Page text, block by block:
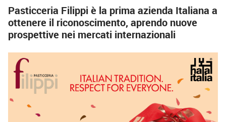
Pasticceria Filippi è la prima azienda Italiana a
ottenere il riconoscimento, aprendo nuove
prospettive nei mercati internazionali